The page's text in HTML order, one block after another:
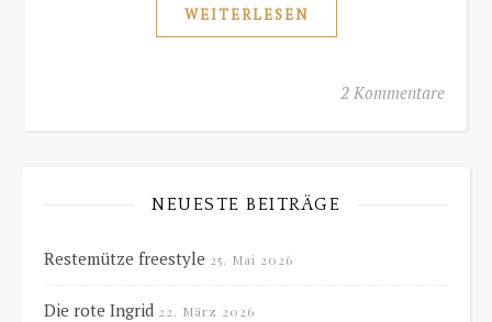
WEITERLESEN
2 Kommentare
NEUESTE BEITRÄGE
Restemütze freestyle 25. Mai 2026
Die rote Ingrid 22. März 2026